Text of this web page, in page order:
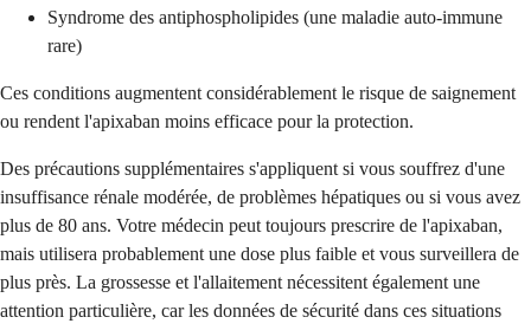
Syndrome des antiphospholipides (une maladie auto-immune
rare)
Ces conditions augmentent considérablement le risque de saignement
ou rendent l'apixaban moins efficace pour la protection.
Des précautions supplémentaires s'appliquent si vous souffrez d'une
insuffisance rénale modérée, de problèmes hépatiques ou si vous avez
plus de 80 ans. Votre médecin peut toujours prescrire de l'apixaban,
mais utilisera probablement une dose plus faible et vous surveillera de
plus près. La grossesse et l'allaitement nécessitent également une
attention particulière, car les données de sécurité dans ces situations